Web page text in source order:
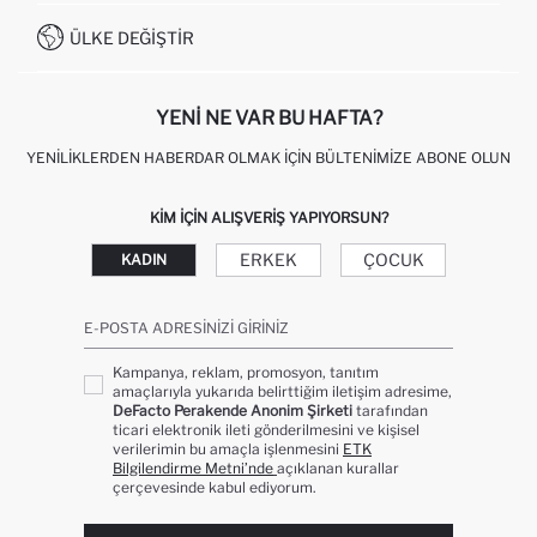
KAMPANYALAR
0850 333 22 86
ÜLKE DEĞIŞTIR
YENI NE VAR BU HAFTA?
YENILIKLERDEN HABERDAR OLMAK İÇIN BÜLTENIMIZE ABONE OLUN
KIM IÇIN ALIŞVERIŞ YAPIYORSUN?
KADIN ERKEK ÇOCUK
E-POSTA ADRESINIZI GIRINIZ
Kampanya, reklam, promosyon, tanıtım
amaçlarıyla yukarıda belirttiğim iletişim adresime,
DeFacto Perakende Anonim Şirketi tarafından
ticari elektronik ileti gönderilmesini ve kişisel
verilerimin bu amaçla işlenmesini ETK
Bilgilendirme Metni’nde açıklanan kurallar
çerçevesinde kabul ediyorum.